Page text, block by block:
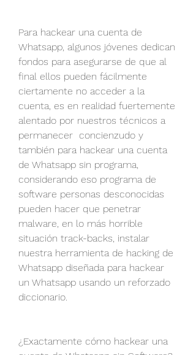
Para hackear una cuenta de
Whatsapp, algunos jóvenes dedican
fondos para asegurarse de que al
final ellos pueden fácilmente
ciertamente no acceder a la
cuenta, es en realidad fuertemente
alentado por nuestros técnicos a
permanecer  concienzudo y
también para hackear una cuenta
de Whatsapp sin programa,
considerando eso programa de
software personas desconocidas
pueden hacer que penetrar
malware, en lo más horrible
situación track-backs, instalar
nuestra herramienta de hacking de
Whatsapp diseñada para hackear
un Whatsapp usando un reforzado
diccionario.
¿Exactamente cómo hackear una